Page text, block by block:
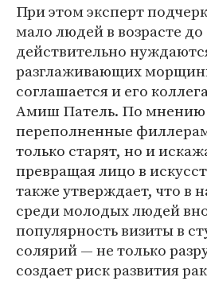
При этом эксперт
мало людей в возрасте до
действительно
разглаживающих
соглашается и его
Амиш Патель. По мнению
переполненные
только старят, но и
превращая лицо в
также утверждает, что в
среди молодых людей
популярность визиты в
солярий — не только
создает риск развития